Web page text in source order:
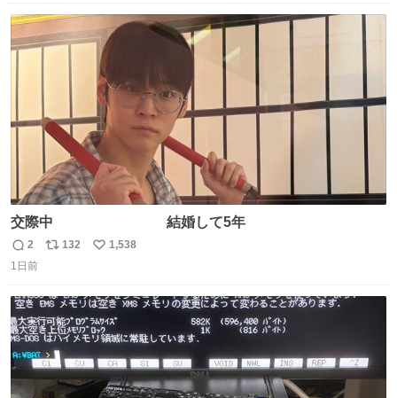
こから積み重ねてきた努力や練習量が見て取れる…
数
数
交際中 結婚して5年
返
信
2
リ
ト
数
132
い
数
1,538
1日前